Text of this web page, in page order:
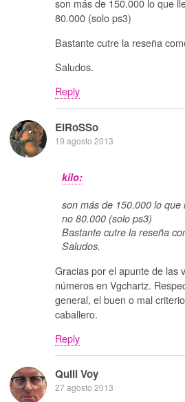
son más de 150.000 lo que
80.000 (solo ps3)
Bastante cutre la reseña
Saludos.
Reply
ElRoSSo
19 agosto 2013
kilo:
son más de 150.000 lo que
no 80.000 (solo ps3)
Bastante cutre la reseña
Saludos.
Gracias por el apunte de las
números en Vgchartz.
general, el buen o mal
caballero.
Reply
Quill Voy
27 agosto 2013